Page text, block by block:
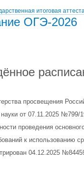
итоговая
ОГЭ-2026
просвещения
науки от 07.11.2025
проведения
к использованию
04.12.2025